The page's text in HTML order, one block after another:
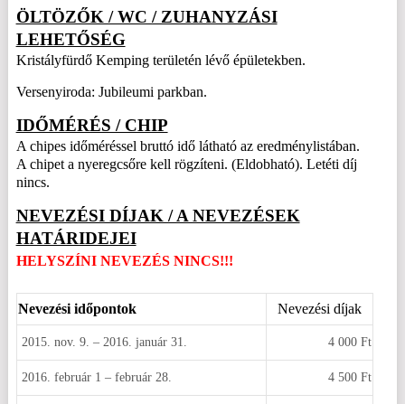
ÖLTÖZŐK / WC / ZUHANYZÁSI
LEHETŐSÉG
Kristályfürdő Kemping területén lévő épületekben.
Versenyiroda: Jubileumi parkban.
IDŐMÉRÉS / CHIP
A chipes időméréssel bruttó idő látható az eredménylistában.
A chipet a nyeregcsőre kell rögzíteni. (Eldobható). Letéti díj
nincs.
NEVEZÉSI DÍJAK / A NEVEZÉSEK
HATÁRIDEJEI
HELYSZÍNI NEVEZÉS NINCS!!!
Nevezési időpontok Nevezési díjak
2015. nov. 9. – 2016. január 31. 4 000 Ft
2016. február 1 – február 28. 4 500 Ft